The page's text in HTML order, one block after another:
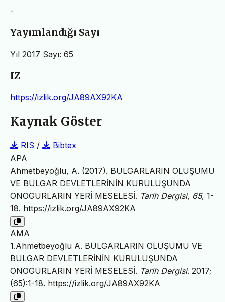
-
Yayımlandığı Sayı
Yıl 2017 Sayı: 65
IZ
https://izlik.org/JA89AX92KA
Kaynak Göster
RIS /
Bibtex
APA
Ahmetbeyoğlu, A. (2017). BULGARLARIN OLUŞUMU
VE BULGAR DEVLETLERİNİN KURULUŞUNDA
ONOGURLARIN YERİ MESELESİ. Tarih Dergisi, 65, 1-
18. https://izlik.org/JA89AX92KA
AMA
1.Ahmetbeyoğlu A. BULGARLARIN OLUŞUMU VE
BULGAR DEVLETLERİNİN KURULUŞUNDA
ONOGURLARIN YERİ MESELESİ. Tarih Dergisi. 2017;
(65):1-18. https://izlik.org/JA89AX92KA